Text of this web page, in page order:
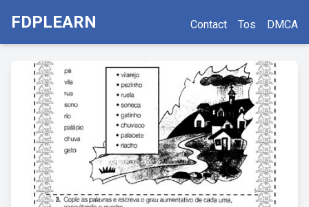
FDPLEARN Contact Tos DMCA